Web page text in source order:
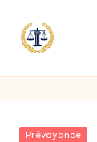
Posted
Prévoyance